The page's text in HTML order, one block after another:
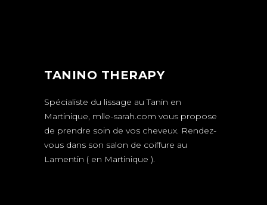
TANINO THERAPY
Spécialiste du lissage au Tanin en
Martinique, mlle-sarah.com vous propose
de prendre soin de vos cheveux. Rendez-
vous dans son salon de coiffure au
Lamentin ( en Martinique ).